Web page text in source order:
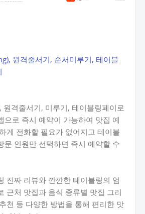
원격줄서기, 순서미루기, 테이블
원격줄서기, 미루기, 테이블링페이로
으로 즉시 예약이 가능하여 맛집 예
게 전화할 필요가 없어지고 테이블
문 인원만 선택하면 즉시 예약할 수
진짜 리뷰와 깐깐한 테이블링의 엄
근처 맛집과 음식 종류별 맛집 그리
천 등 다양한 방법을 통해 편리한 맛